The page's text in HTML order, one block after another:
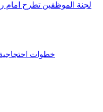
لجنة الموظفين تطرح امام
خطوات